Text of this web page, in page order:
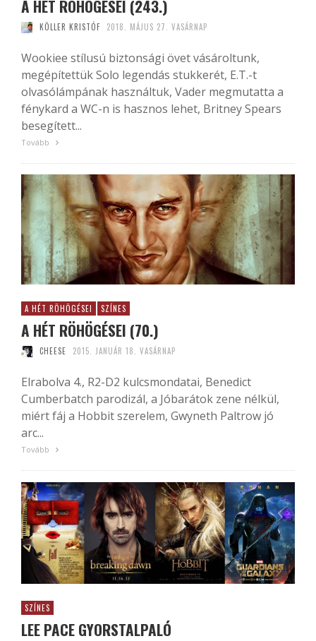
A HÉT RÖHÖGÉSEI (243.)
KÖLLER KRISTÓF 2018. MÁJUS 27. VASÁRNAP
Wookiee stílusú biztonsági övet vásároltunk,
megépítettük Solo legendás stukkerét, E.T.-t
olvasólámpának használtuk, Vader megmutatta a
fénykard a WC-n is hasznos lehet, Britney Spears
besegített...
Tovább
A HÉT RÖHÖGÉSEI SZÍNES
A HÉT RÖHÖGÉSEI (70.)
CHEESE 2015. JANUÁR 18. VASÁRNAP
Elrabolva 4., R2-D2 kulcsmondatai, Benedict
Cumberbatch parodizál, a Jóbarátok zene nélkül,
miért fáj a Hobbit szerelem, Gwyneth Paltrow jó
arc...
Tovább
SZÍNES
LEE PACE GYORSTALPALÓ